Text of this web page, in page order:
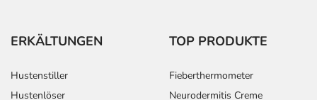
ERKÄLTUNGEN
Hustenstiller
Hustenlöser
TOP PRODUKTE
Fieberthermometer
Neurodermitis Creme